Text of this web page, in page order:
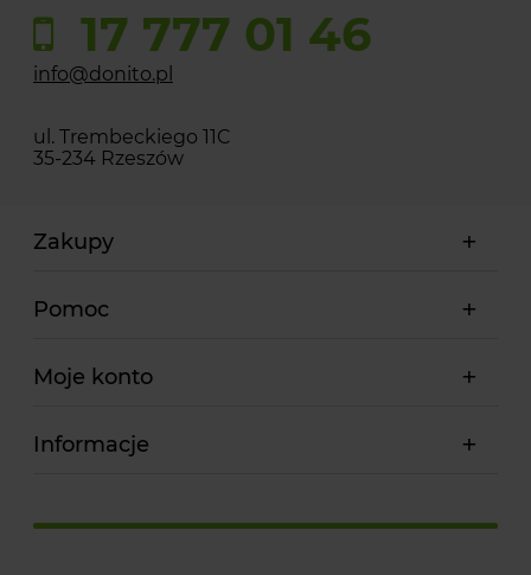
17 777 01 46
info@donito.pl
ul. Trembeckiego 11C
35-234 Rzeszów
Zakupy
Pomoc
Moje konto
Informacje